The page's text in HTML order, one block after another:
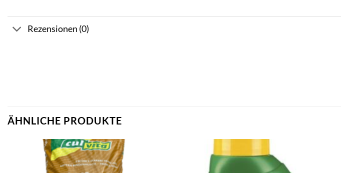
Rezensionen (0)
ÄHNLICHE PRODUKTE